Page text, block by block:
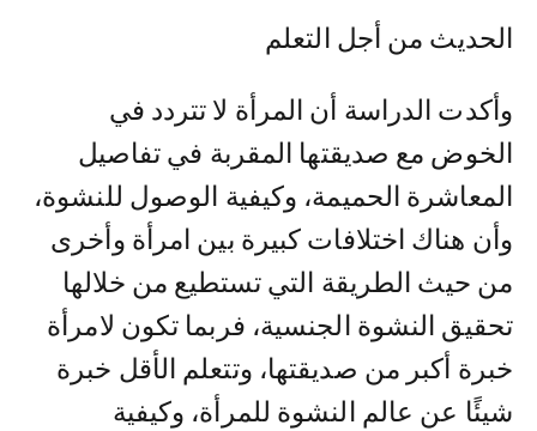
الحديث من أجل التعلم
وأكدت الدراسة أن المرأة لا تتردد في
الخوض مع صديقتها المقربة في تفاصيل
المعاشرة الحميمة، وكيفية الوصول للنشوة،
وأن هناك اختلافات كبيرة بين امرأة وأخرى
من حيث الطريقة التي تستطيع من خلالها
تحقيق النشوة الجنسية، فربما تكون لامرأة
خبرة أكبر من صديقتها، وتتعلم الأقل خبرة
شيئًا عن عالم النشوة للمرأة، وكيفية